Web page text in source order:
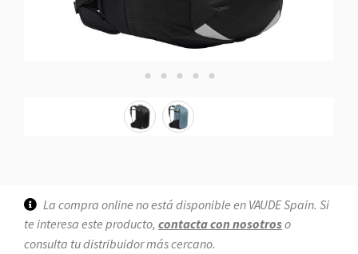
La compra online no está disponible en VAUDE Spain. Si
te interesa este producto, contacta con nosotroso
consulta tu distribuidor más cercano.